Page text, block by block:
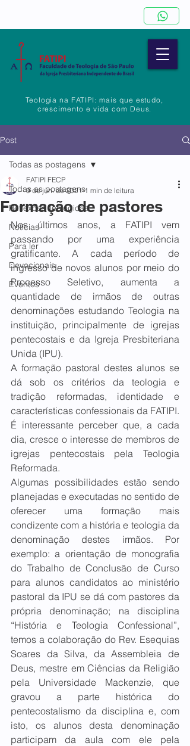
Teologia na FATIPI: mais que estudo,
crescimento e vida com Deus.
Post
Todas as postagens
Reflexões Teológicas
Notícias
Para ler
Devocionais
Eventos
Todas as postagens
Formação de pastores
FATIPI FECP
9 de jun. de 2021 1 min de leitura
Nos últimos anos, a FATIPI vem
passando por uma experiência
gratificante. A cada período de
ingresso de novos alunos por meio do
Processo Seletivo, aumenta a
quantidade de irmãos de outras
denominações estudando Teologia na
instituição, principalmente de igrejas
pentecostais e da Igreja Presbiteriana
Unida (IPU).
A formação pastoral destes alunos se
dá sob os critérios da teologia e
tradição reformadas, identidade e
É interessante perceber que, a cada
dia, cresce o interesse de membros de
igrejas pentecostais pela Teologia
Reformada.
Algumas possibilidades estão sendo
planejadas e executadas no sentido de
oferecer uma formação mais
condizente com a história e teologia da
denominação destes irmãos. Por
exemplo: a orientação de monografia
do Trabalho de Conclusão de Curso
para alunos candidatos ao ministério
pastoral da IPU se dá com pastores da
própria denominação; na disciplina
“História e Teologia Confessional”,
temos a colaboração do Rev. Esequias
Soares da Silva, da Assembleia de
Deus, mestre em Ciências da Religião
pela Universidade Mackenzie, que
gravou a parte histórica do
pentecostalismo da disciplina e, com
isto, os alunos desta denominação
participam da aula com ele pela